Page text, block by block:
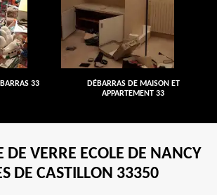
33
DÉBARRAS DE MAISON ET
APPARTEMENT 33
DE VERRE ECOLE DE NANCY
DE CASTILLON 33350